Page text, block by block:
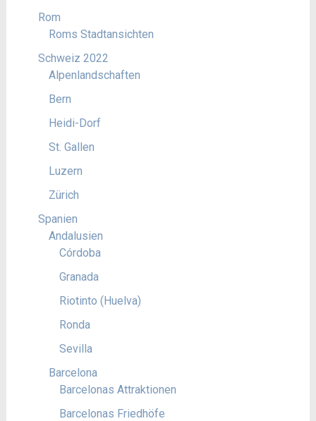
Rom
Roms Stadtansichten
Schweiz 2022
Alpenlandschaften
Bern
Heidi-Dorf
St. Gallen
Luzern
Zürich
Spanien
Andalusien
Córdoba
Granada
Riotinto (Huelva)
Ronda
Sevilla
Barcelona
Barcelonas Attraktionen
Barcelonas Friedhöfe